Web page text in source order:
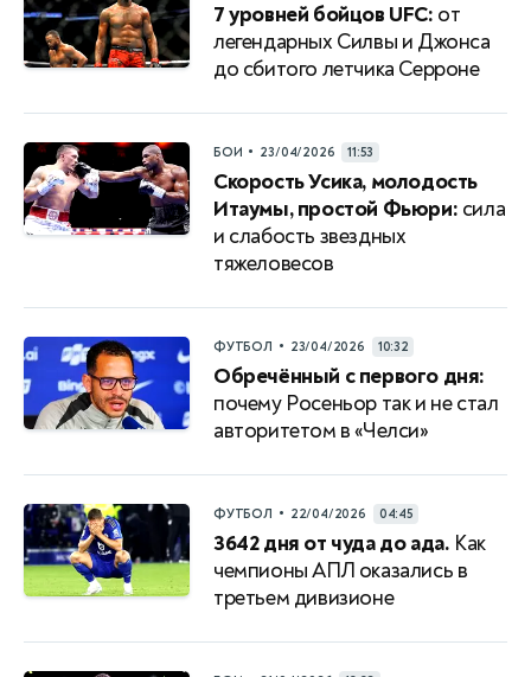
7 уровней бойцов UFC: от
легендарных Силвы и Джонса
до сбитого летчика Серроне
БОИ • 23/04/2026 11:53
Скорость Усика, молодость
Итаумы, простой Фьюри: сила
и слабость звездных
тяжеловесов
ФУТБОЛ • 23/04/2026 10:32
Обречённый с первого дня:
почему Росеньор так и не стал
авторитетом в «Челси»
ФУТБОЛ • 22/04/2026 04:45
3642 дня от чуда до ада. Как
чемпионы АПЛ оказались в
третьем дивизионе